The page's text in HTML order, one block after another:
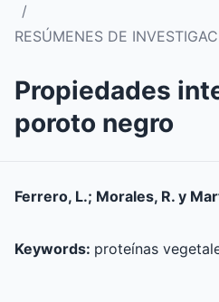
/
RESÚMENES DE
Propiedades
poroto negro
Ferrero, L.; Morales, R. y
Keywords: proteínas